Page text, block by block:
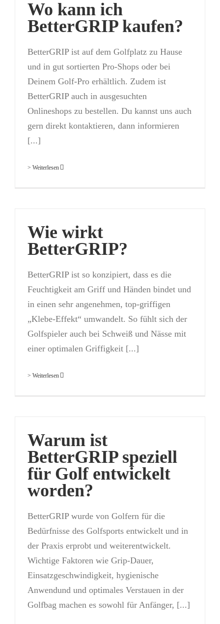
Wo kann ich
BetterGRIP kaufen?
BetterGRIP ist auf dem Golfplatz zu Hause
und in gut sortierten Pro-Shops oder bei
Deinem Golf-Pro erhältlich. Zudem ist
BetterGRIP auch in ausgesuchten
Onlineshops zu bestellen. Du kannst uns auch
gern direkt kontaktieren, dann informieren
[...]
> Weiterlesen
Wie wirkt
BetterGRIP?
BetterGRIP ist so konzipiert, dass es die
Feuchtigkeit am Griff und Händen bindet und
in einen sehr angenehmen, top-griffigen
„Klebe-Effekt“ umwandelt. So fühlt sich der
Golfspieler auch bei Schweiß und Nässe mit
einer optimalen Griffigkeit [...]
> Weiterlesen
Warum ist
BetterGRIP speziell
für Golf entwickelt
worden?
BetterGRIP wurde von Golfern für die
Bedürfnisse des Golfsports entwickelt und in
der Praxis erprobt und weiterentwickelt.
Wichtige Faktoren wie Grip-Dauer,
Einsatzgeschwindigkeit, hygienische
Anwendund und optimales Verstauen in der
Golfbag machen es sowohl für Anfänger, [...]